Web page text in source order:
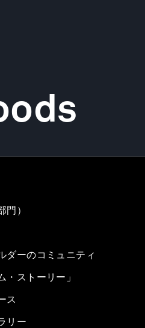
門）
ダーのコミュニティ
・ストーリー」
ス
リー